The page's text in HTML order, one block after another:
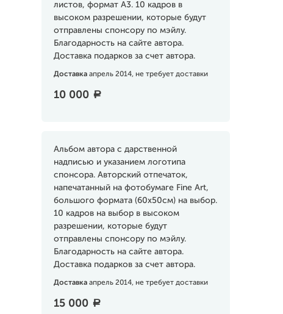
листов, формат А3. 10 кадров в
высоком разрешении, которые будут
отправлены спонсору по мэйлу.
Благодарность на сайте автора.
Доставка подарков за счет автора.
Доставка апрель 2014, не требует доставки
10 000 a
Альбом автора с дарственной
надписью и указанием логотипа
спонсора. Авторский отпечаток,
напечатанный на фотобумаге Fine Art,
большого формата (60х50см) на выбор.
10 кадров на выбор в высоком
разрешении, которые будут
отправлены спонсору по мэйлу.
Благодарность на сайте автора.
Доставка подарков за счет автора.
Доставка апрель 2014, не требует доставки
15 000 a